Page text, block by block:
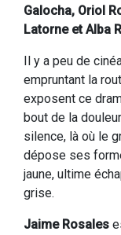
Galocha, Oriol
Latorne et Alba
Il y a peu de
empruntant la
exposent ce
bout de la
silence, là où le
dépose ses
jaune, ultime
grise.
Jaime Rosales